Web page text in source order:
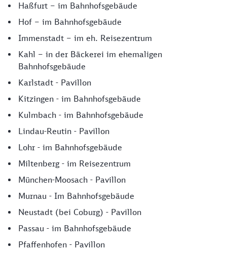
Haßfurt – im Bahnhofsgebäude
Hof – im Bahnhofsgebäude
Immenstadt – im eh. Reisezentrum
Kahl – in der Bäckerei im ehemaligen
Bahnhofsgebäude
Karlstadt - Pavillon
Kitzingen - im Bahnhofsgebäude
Kulmbach - im Bahnhofsgebäude
Lindau-Reutin - Pavillon
Lohr - im Bahnhofsgebäude
Miltenberg - im Reisezentrum
München-Moosach - Pavillon
Murnau - Im Bahnhofsgebäude
Neustadt (bei Coburg) - Pavillon
Passau - im Bahnhofsgebäude
Pfaffenhofen - Pavillon